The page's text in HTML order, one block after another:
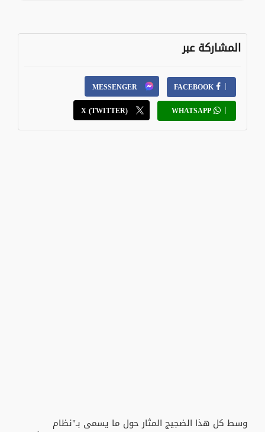
المشاركة عبر
FACEBOOK
MESSENGER
WHATSAPP
X (TWITTER)
وسط كل هذا الضجيج المثار حول ما يسمى بـ"نظام